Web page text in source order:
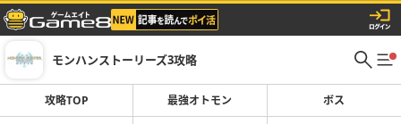
モンハンストーリーズ3攻略
攻略TOP 最強オトモン ボス